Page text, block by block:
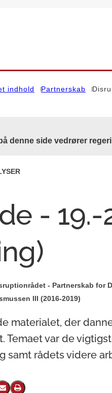
indhold Partnerskab
denne side vedrører
- 19.-
- Partnerskab for
III (2016-2019)
materialet, der
Temaet var de
samt rådets videre
LinkedIn
Send email
Print